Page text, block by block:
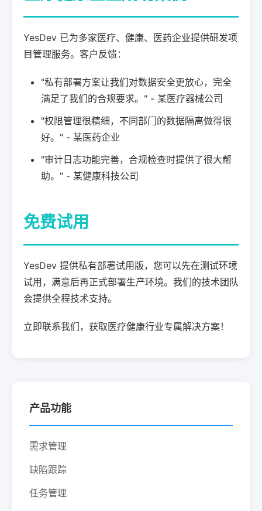
YesDev 已为多家医疗、健康、医药企业提供研发项
目管理服务。客户反馈：
"私有部署方案让我们对数据安全更放心，完全
满足了我们的合规要求。" - 某医疗器械公司
"权限管理很精细，不同部门的数据隔离做得很
好。" - 某医药企业
"审计日志功能完善，合规检查时提供了很大帮
助。" - 某健康科技公司
免费试用
YesDev 提供私有部署试用版，您可以先在测试环境
试用，满意后再正式部署生产环境。我们的技术团队
会提供全程技术支持。
立即联系我们，获取医疗健康行业专属解决方案！
产品功能
需求管理
缺陷跟踪
任务管理